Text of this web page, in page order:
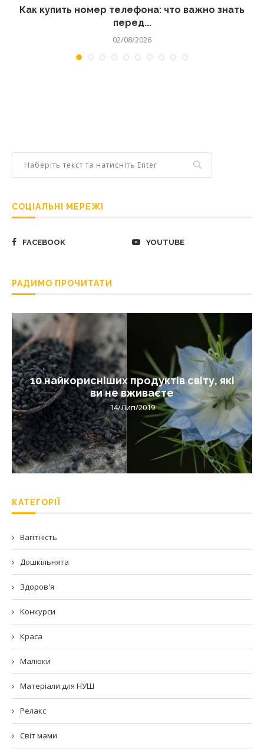
Как купить номер телефона: что важно знать
перед...
02/08/2026
СОЦІАЛЬНІ МЕРЕЖІ
FACEBOOK YOUTUBE
РАДИМО ПРОЧИТАТИ
10 найкорисніших продуктів світу, які
ви не вживаєте
14/Лип/2019
КАТЕГОРІЇ
Вагітність
Дошкільнята
Здоров'я
Конкурси
Краса
Малюки
Матеріали для НУШ
Релакс
Світ мами